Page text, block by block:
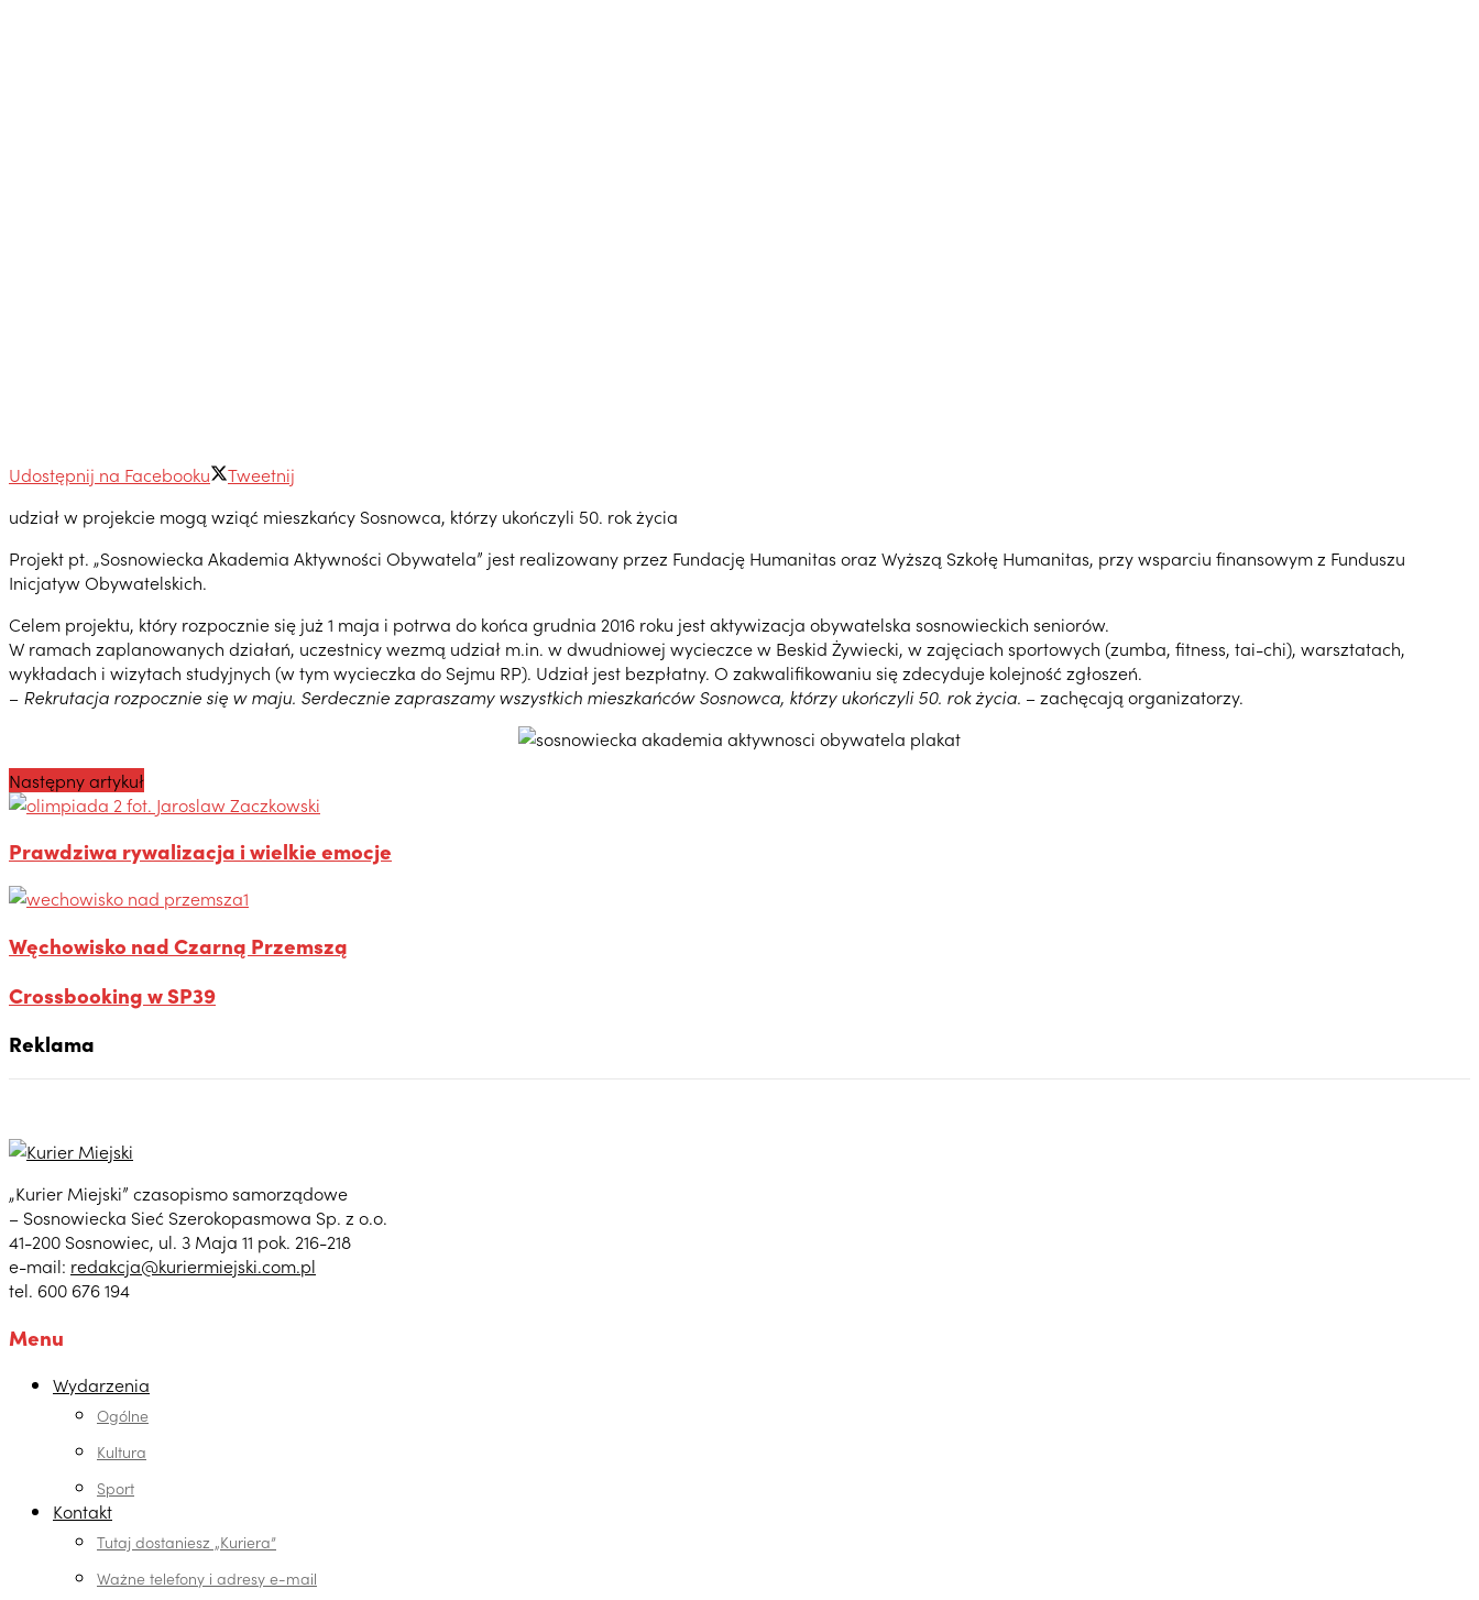
Udostępnij na Facebooku
Tweetnij
udział w projekcie mogą wziąć mieszkańcy Sosnowca, którzy ukończyli 50. rok życia
Projekt pt. „Sosnowiecka Akademia Aktywności Obywatela” jest realizowany przez Fundację Humanitas oraz Wyższą Szkołę Humanitas, przy wsparciu finansowym z Funduszu
Inicjatyw Obywatelskich.
Celem projektu, który rozpocznie się już 1 maja i potrwa do końca grudnia 2016 roku jest aktywizacja obywatelska sosnowieckich seniorów.
W ramach zaplanowanych działań, uczestnicy wezmą udział m.in. w dwudniowej wycieczce w Beskid Żywiecki, w zajęciach sportowych (zumba, fitness, tai-chi), warsztatach,
wykładach i wizytach studyjnych (w tym wycieczka do Sejmu RP). Udział jest bezpłatny. O zakwalifikowaniu się zdecyduje kolejność zgłoszeń.
– Rekrutacja rozpocznie się w maju. Serdecznie zapraszamy wszystkich mieszkańców Sosnowca, którzy ukończyli 50. rok życia. – zachęcają organizatorzy.
Następny artykuł
Prawdziwa rywalizacja i wielkie emocje
Węchowisko nad Czarną Przemszą
Crossbooking w SP39
Reklama
„Kurier Miejski” czasopismo samorządowe
– Sosnowiecka Sieć Szerokopasmowa Sp. z o.o.
41-200 Sosnowiec, ul. 3 Maja 11 pok. 216-218
e-mail: redakcja@kuriermiejski.com.pl
tel. 600 676 194
Menu
Wydarzenia
Ogólne
Kultura
Sport
Kontakt
Tutaj dostaniesz „Kuriera”
Ważne telefony i adresy e-mail